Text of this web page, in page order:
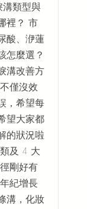
溝類型與
裡？ 市
酸、洢蓮
怎麼選？
溝改善方
僅沒效
，希望每
望大家都
的狀況啦
及 4 大
剛好有
紀增長
溝，化妝